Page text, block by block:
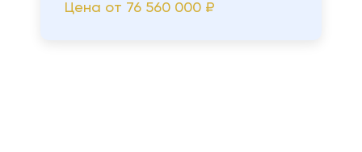
Цена от 76 560 000 ₽